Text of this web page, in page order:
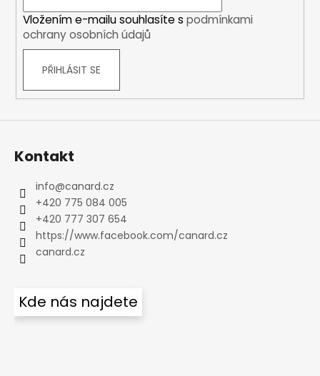
Vložením e-mailu souhlasíte s podmínkami
ochrany osobních údajů
PŘIHLÁSIT SE
Kontakt
info@canard.cz
+420 775 084 005
+420 777 307 654
https://www.facebook.com/canard.cz
canard.cz
Kde nás najdete